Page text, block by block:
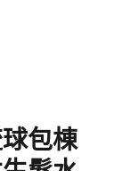
包棟